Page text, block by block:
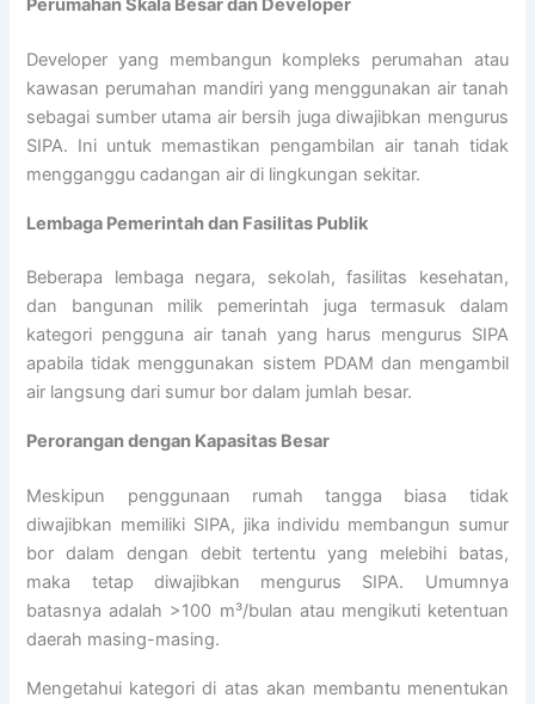
Perumahan Skala Besar dan Developer
Developer yang membangun kompleks perumahan atau
kawasan perumahan mandiri yang menggunakan air tanah
sebagai sumber utama air bersih juga diwajibkan mengurus
SIPA. Ini untuk memastikan pengambilan air tanah tidak
mengganggu cadangan air di lingkungan sekitar.
Lembaga Pemerintah dan Fasilitas Publik
Beberapa lembaga negara, sekolah, fasilitas kesehatan,
dan bangunan milik pemerintah juga termasuk dalam
kategori pengguna air tanah yang harus mengurus SIPA
apabila tidak menggunakan sistem PDAM dan mengambil
air langsung dari sumur bor dalam jumlah besar.
Perorangan dengan Kapasitas Besar
Meskipun penggunaan rumah tangga biasa tidak
diwajibkan memiliki SIPA, jika individu membangun sumur
bor dalam dengan debit tertentu yang melebihi batas,
maka tetap diwajibkan mengurus SIPA. Umumnya
batasnya adalah >100 m³/bulan atau mengikuti ketentuan
daerah masing-masing.
Mengetahui kategori di atas akan membantu menentukan